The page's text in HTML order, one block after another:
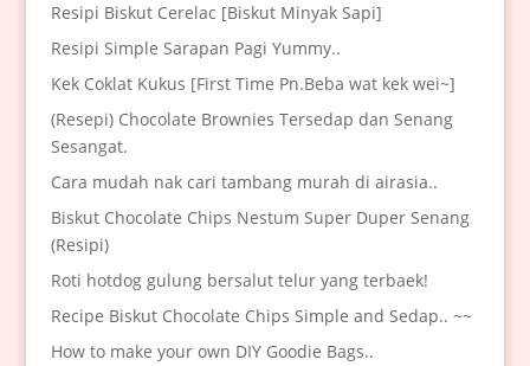
Resipi Biskut Cerelac [Biskut Minyak Sapi]
Resipi Simple Sarapan Pagi Yummy..
Kek Coklat Kukus [First Time Pn.Beba wat kek wei~]
(Resepi) Chocolate Brownies Tersedap dan Senang
Sesangat.
Cara mudah nak cari tambang murah di airasia..
Biskut Chocolate Chips Nestum Super Duper Senang
(Resipi)
Roti hotdog gulung bersalut telur yang terbaek!
Recipe Biskut Chocolate Chips Simple and Sedap.. ~~
How to make your own DIY Goodie Bags..